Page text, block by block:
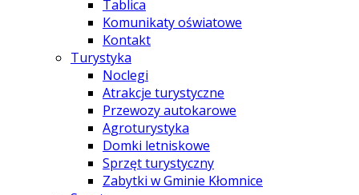
Tablica
Komunikaty oświatowe
Kontakt
Turystyka
Noclegi
Atrakcje turystyczne
Przewozy autokarowe
Agroturystyka
Domki letniskowe
Sprzęt turystyczny
Zabytki w Gminie Kłomnice